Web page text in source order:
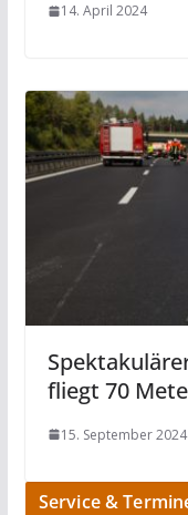
14. April 2024
fliegt 70
15. September 2024
Service &